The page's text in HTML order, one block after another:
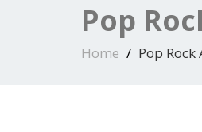
Pop
Home Pop